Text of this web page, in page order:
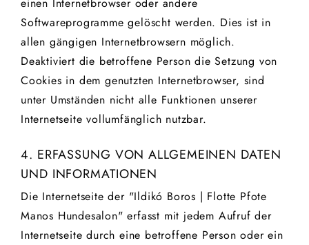
Softwareprogramme gelöscht werden. Dies ist in
allen gängigen Internetbrowsern möglich.
Deaktiviert die betroffene Person die Setzung von
Cookies in dem genutzten Internetbrowser, sind
unter Umständen nicht alle Funktionen unserer
Internetseite vollumfänglich nutzbar.
4. ERFASSUNG VON ALLGEMEINEN DATEN
UND INFORMATIONEN
Die Internetseite der "Ildikó Boros | Flotte Pfote
Manos Hundesalon" erfasst mit jedem Aufruf der
Internetseite durch eine betroffene Person oder ein